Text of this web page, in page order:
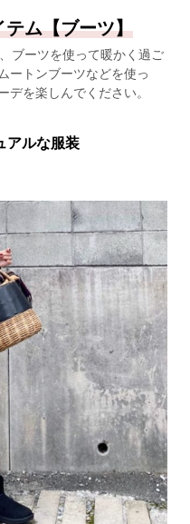
テム【ブーツ】
ブーツを使って暖かく過ご
ートンブーツなどを使っ
デを楽しんでください。
アルな服装